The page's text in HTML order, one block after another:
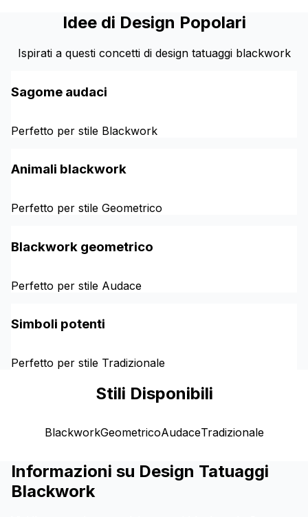
Idee di Design Popolari
Ispirati a questi concetti di design tatuaggi blackwork
Sagome audaci
Perfetto per stile Blackwork
Animali blackwork
Perfetto per stile Geometrico
Blackwork geometrico
Perfetto per stile Audace
Simboli potenti
Perfetto per stile Tradizionale
Stili Disponibili
BlackworkGeometricoAudaceTradizionale
Informazioni su Design Tatuaggi
Blackwork